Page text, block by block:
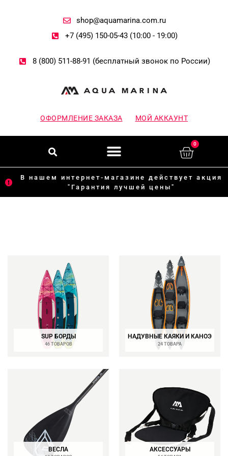
shop@aquamarina.com.ru
+7 (495) 150-05-43 (10:00 - 19:00)
8 (800) 511-88-91 (бесплатный звонок по России)
ОФОРМЛЕНИЕ ЗАКАЗА МОЙ АККАУНТ
ПоискМеню 0
В нашем интернет-магазине действует акция
"Гарантия лучшей цены"
SUP БОРДЫ
46 ТОВАРОВ
НАДУВНЫЕ КАЯКИ И КАНОЭ
24 ТОВАРА
ВЕСЛА АКСЕССУАРЫ